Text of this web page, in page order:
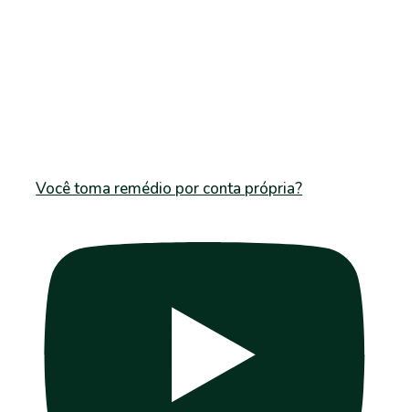
Você toma remédio por conta própria?